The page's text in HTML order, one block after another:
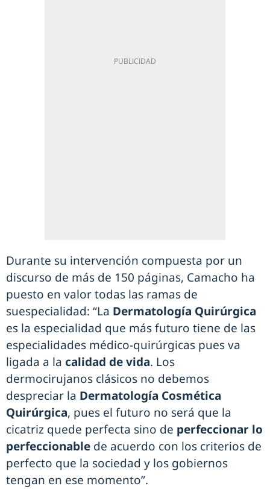
Durante su intervención compuesta por un
discurso de más de 150 páginas, Camacho ha
puesto en valor todas las ramas de
suespecialidad: “La Dermatología Quirúrgica
es la especialidad que más futuro tiene de las
especialidades médico-quirúrgicas pues va
ligada a la calidad de vida. Los
dermocirujanos clásicos no debemos
despreciar la Dermatología Cosmética
Quirúrgica, pues el futuro no será que la
cicatriz quede perfecta sino de perfeccionar lo
perfeccionable de acuerdo con los criterios de
perfecto que la sociedad y los gobiernos
tengan en ese momento”.